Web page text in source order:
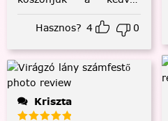
visszajelzést! :)
Hasznos? 4 0
Kriszta